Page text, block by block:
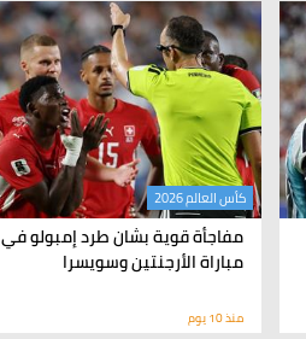
مفاجأة قوية بشان طرد إمبولو في
مباراة الأرجنتين وسويسرا
كأس العالم 2026
منذ 10 يوم